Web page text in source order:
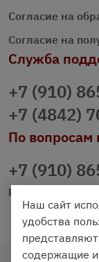
Согласие на
Согласие на
Служба
+7 (910)
+7 (4842)
По вопросам
+7 (910)
Наш сайт
удобства
содержащие